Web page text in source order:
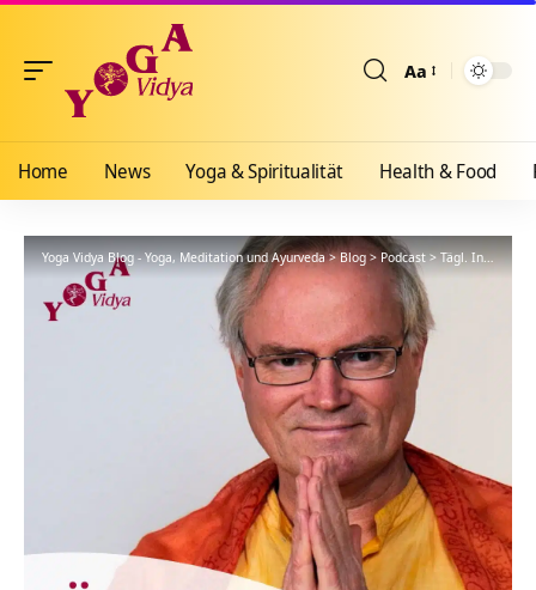
Aa
Home News Yoga & Spiritualität Health & Food
Yoga Vidya Blog - Yoga, Meditation und Ayurveda>Blog>Podcast>Tägl. Inspiration